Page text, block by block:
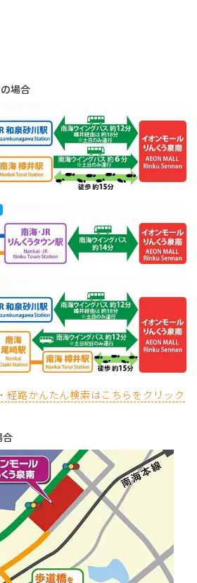
場合
経路かんたん検索はこちらをクリック
合